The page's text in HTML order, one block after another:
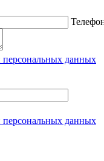
данных
данных